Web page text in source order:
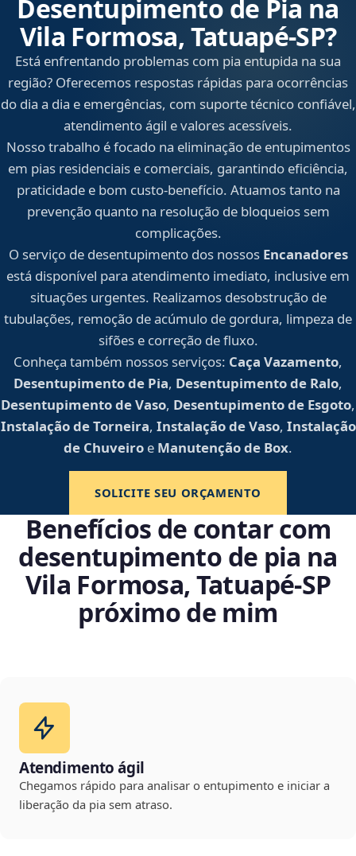
Desentupimento de Pia na
Vila Formosa, Tatuapé‑SP?
Está enfrentando problemas com pia entupida na sua
região? Oferecemos respostas rápidas para ocorrências
do dia a dia e emergências, com suporte técnico confiável,
atendimento ágil e valores acessíveis.
Nosso trabalho é focado na eliminação de entupimentos
em pias residenciais e comerciais, garantindo eficiência,
praticidade e bom custo-benefício. Atuamos tanto na
prevenção quanto na resolução de bloqueios sem
complicações.
O serviço de desentupimento dos nossos Encanadores
está disponível para atendimento imediato, inclusive em
situações urgentes. Realizamos desobstrução de
tubulações, remoção de acúmulo de gordura, limpeza de
sifões e correção de fluxo.
Conheça também nossos serviços: Caça Vazamento,
Desentupimento de Pia, Desentupimento de Ralo,
Desentupimento de Vaso, Desentupimento de Esgoto,
Instalação de Torneira, Instalação de Vaso, Instalação
de Chuveiro e Manutenção de Box.
SOLICITE SEU ORÇAMENTO
Benefícios de contar com
desentupimento de pia na
Vila Formosa, Tatuapé‑SP
próximo de mim
Atendimento ágil
Chegamos rápido para analisar o entupimento e iniciar a
liberação da pia sem atraso.